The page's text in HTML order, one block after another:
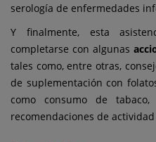
serología de enfermedades
Y finalmente, esta
completarse con algunas
tales como, entre otras,
de suplementación con
como consumo de
recomendaciones de